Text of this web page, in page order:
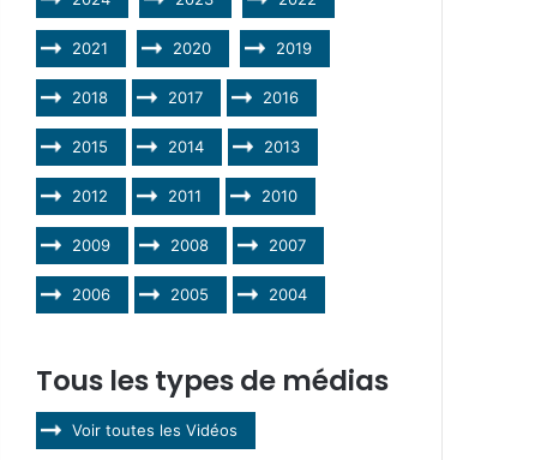
2021 2020 2019
2018 2017 2016
2015 2014 2013
2012 2011 2010
2009 2008 2007
2006 2005 2004
Tous les types de médias
Voir toutes les Vidéos